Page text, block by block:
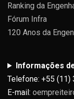
Ranking da
Fórum Infra
120 Anos da
Informações
Telefone: +55 (11)
E-mail: